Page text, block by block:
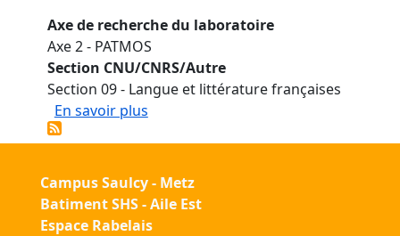
Axe de recherche du laboratoire
Axe 2 - PATMOS
Section CNU/CNRS/Autre
Section 09 - Langue et littérature françaises
En savoir plussur WATIER Louis
Campus Saulcy - Metz
Batiment SHS - Aile Est
Espace Rabelais